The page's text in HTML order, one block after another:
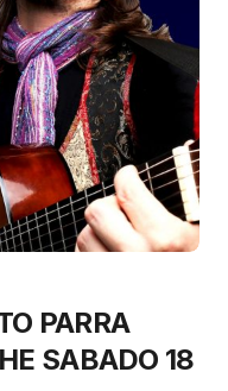
PARRA
SABADO 18